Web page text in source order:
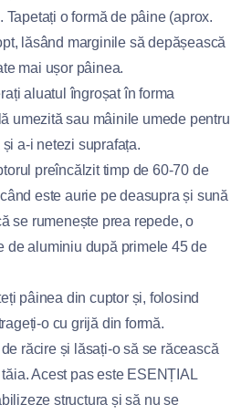
Tapetați o formă de pâine (aprox.
lăsând marginile să depășească
mai ușor pâinea.
aluatul îngroșat în forma
umezită sau mâinile umede pentru
a-i netezi suprafața.
preîncălzit timp de 60-70 de
este aurie pe deasupra și sună
se rumenește prea repede, o
de aluminiu după primele 45 de
pâinea din cuptor și, folosind
o cu grijă din formă.
răcire și lăsați-o să se răcească
Acest pas este ESENȚIAL
structura și să nu se